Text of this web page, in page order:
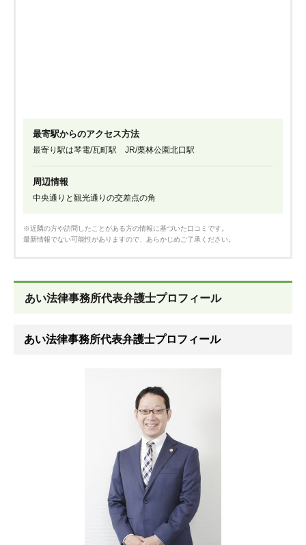
最寄駅からのアクセス方法
最寄り駅は琴電/瓦町駅 JR/栗林公園北口駅
周辺情報
中央通りと観光通りの交差点の角
※近隣の方や訪問したことがある方の情報に基づいた口コミです。
最新情報でない可能性がありますので、あらかじめご了承ください。
あい法律事務所代表弁護士プロフィール
あい法律事務所代表弁護士プロフィール